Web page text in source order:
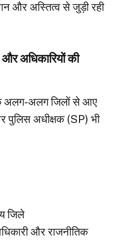
और अस्तित्व से जुड़ी रही
अधिकारियों की
अलग-अलग जिलों से आए
पुलिस अधीक्षक (SP) भी
जिले
और राजनीतिक